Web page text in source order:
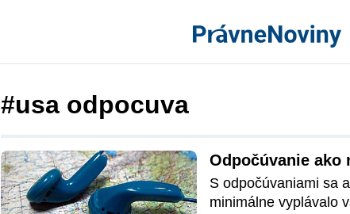
#usa odpocuva
Odpočúvanie ako
S odpočúvaniami sa
minimálne vyplávalo